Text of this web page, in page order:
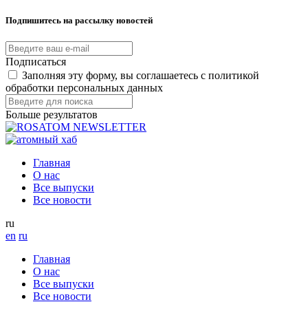
Подпишитесь на рассылку новостей
Подписаться
Заполняя эту форму, вы соглашаетесь с политикой
обработки персональных данных
Больше результатов
Главная
О нас
Все выпуски
Все новости
ru
en ru
Главная
О нас
Все выпуски
Все новости